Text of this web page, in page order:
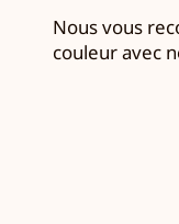
Nous vous
couleur avec